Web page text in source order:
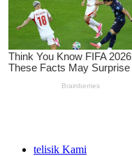
telisik Kami